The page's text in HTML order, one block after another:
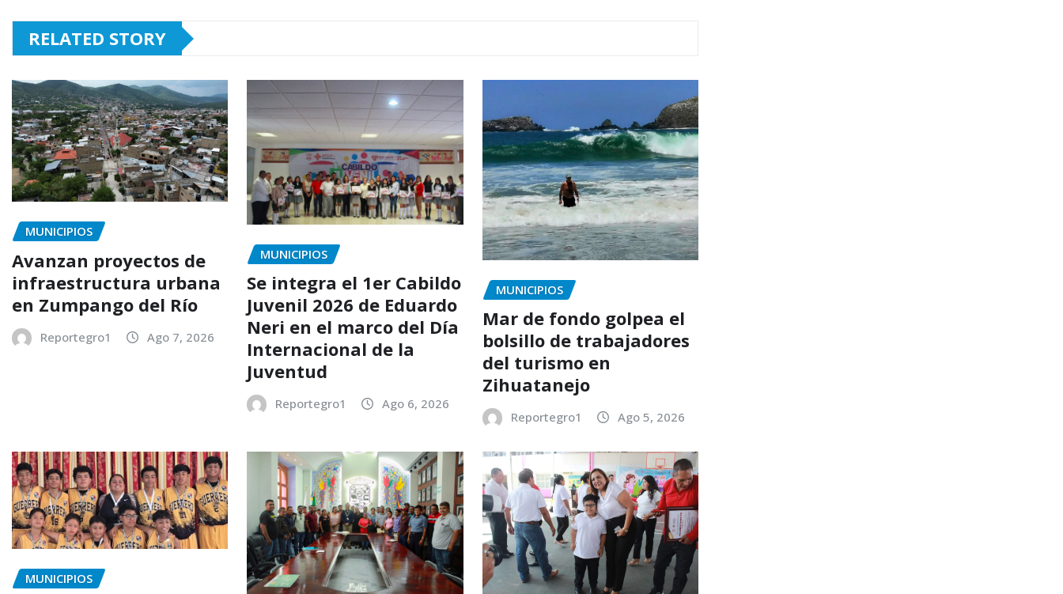
RELATED STORY
MUNICIPIOS
Avanzan proyectos de
infraestructura urbana
en Zumpango del Río
Reportegro1 Ago 7, 2026
MUNICIPIOS
Se integra el 1er Cabildo
Juvenil 2026 de Eduardo
Neri en el marco del Día
Internacional de la
Juventud
Reportegro1 Ago 6, 2026
MUNICIPIOS
Mar de fondo golpea el
bolsillo de trabajadores
del turismo en
Zihuatanejo
Reportegro1 Ago 5, 2026
MUNICIPIOS